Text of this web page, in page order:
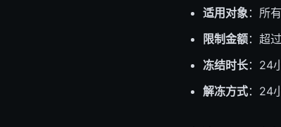
适用对象：所
限制金额：超
冻结时长：24
解冻方式：24